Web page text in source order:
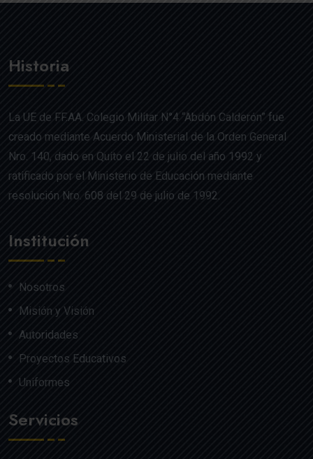
Historia
La UE de FF.AA. Colegio Militar N°4 “Abdón Calderón” fue
creado mediante Acuerdo Ministerial de la Orden General
Nro. 140, dado en Quito el 22 de julio del año 1992 y
ratificado por el Ministerio de Educación mediante
resolución Nro. 608 del 29 de julio de 1992.
Institución
Nosotros
Misión y Visión
Autoridades
Proyectos Educativos
Uniformes
Servicios